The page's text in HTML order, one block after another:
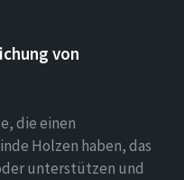
von
die einen
Holzen haben, das
unterstützen und